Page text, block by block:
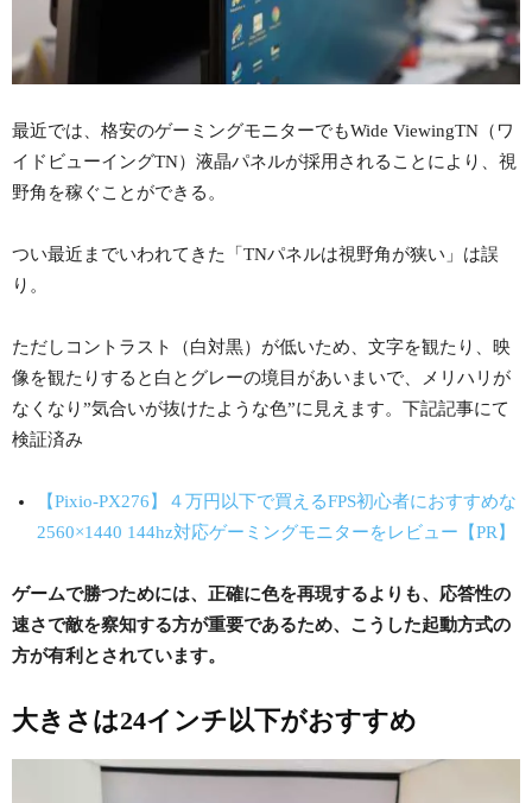
最近では、格安のゲーミングモニターでもWide ViewingTN（ワ
イドビューイングTN）液晶パネルが採用されることにより、視
野角を稼ぐことができる。
つい最近までいわれてきた「TNパネルは視野角が狭い」は誤
り。
ただしコントラスト（白対黒）が低いため、文字を観たり、映
像を観たりすると白とグレーの境目があいまいで、メリハリが
なくなり”気合いが抜けたような色”に見えます。下記記事にて
検証済み
【Pixio-PX276】４万円以下で買えるFPS初心者におすすめな
2560×1440 144hz対応ゲーミングモニターをレビュー【PR】
ゲームで勝つためには、正確に色を再現するよりも、応答性の
速さで敵を察知する方が重要であるため、こうした起動方式の
方が有利とされています。
大きさは24インチ以下がおすすめ